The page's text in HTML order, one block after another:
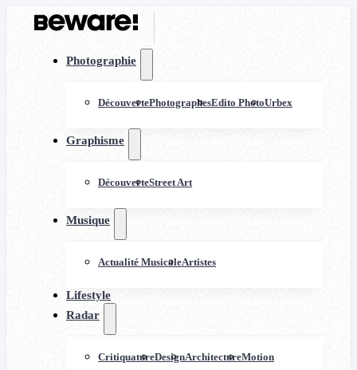
Photographie
DécouvertePhotographesEdito PhotoUrbex
Graphisme
DécouverteStreet Art
Musique
Actualité MusicaleArtistes
Lifestyle
Radar
CritiquatureDesignArchitectureMotion